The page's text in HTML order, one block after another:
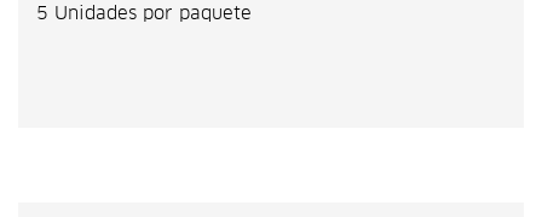
5 Unidades por paquete